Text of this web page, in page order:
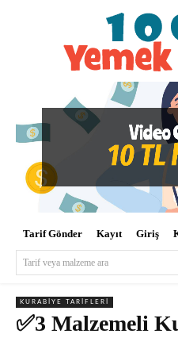
Tarif Gönder Kayıt Giriş
Tarif veya malzeme ara
KURABIYE TARIFLERI
✅3 Malzemeli